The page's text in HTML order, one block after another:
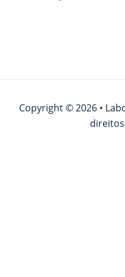
Copyright © 2026 •